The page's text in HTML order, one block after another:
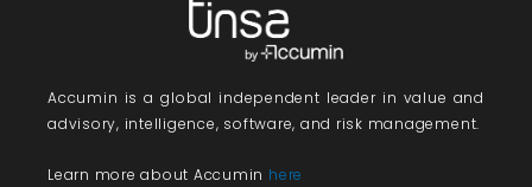
Accumin is a global independent leader in value and
advisory, intelligence, software, and risk management.
Learn more about Accumin here